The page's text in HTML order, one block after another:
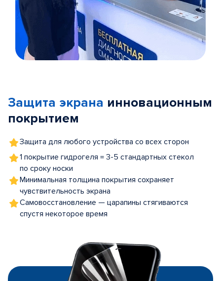
5
Защита экрана инновационным
покрытием
Защита для любого устройства со всех сторон
1 покрытие гидрогеля = 3-5 стандартных стекол
по сроку носки
Минимальная толщина покрытия сохраняет
чувствительность экрана
Самовосстановление — царапины стягиваются
спустя некоторое время